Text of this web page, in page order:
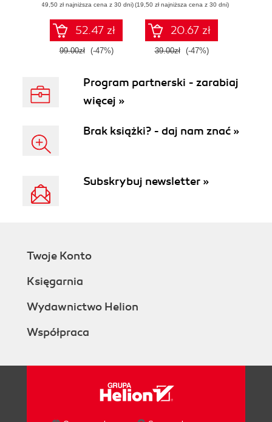
(49,50 zł najniższa cena z 30 dni)
52.47 zł
99.00zł (-47%)
(19,50 zł najniższa cena z 30 dni)
20.67 zł
39.00zł (-47%)
Program partnerski - zarabiaj
więcej »
Brak książki? - daj nam znać »
Subskrybuj newsletter »
Twoje Konto
Księgarnia
Wydawnictwo Helion
Współpraca